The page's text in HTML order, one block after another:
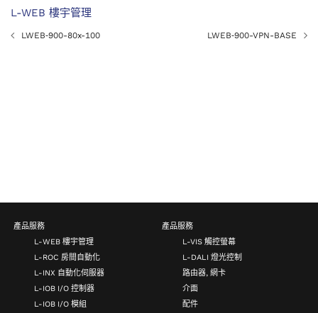
L-WEB 樓宇管理
LWEB‑900-80x-100 LWEB‑900-VPN-BASE
產品服務
L-WEB 樓宇管理
L-ROC 房間自動化
L-INX 自動化伺服器
L-IOB I/O 控制器
L-IOB I/O 模組
產品服務
L-VIS 觸控螢幕
L-DALI 燈光控制
路由器, 網卡
介面
配件